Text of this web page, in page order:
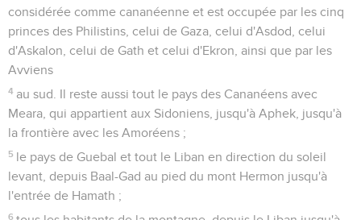
considérée comme cananéenne et est occupée par les cinq
princes des Philistins, celui de Gaza, celui d'Asdod, celui
d'Askalon, celui de Gath et celui d'Ekron, ainsi que par les
Avviens
4 au sud. Il reste aussi tout le pays des Cananéens avec
Meara, qui appartient aux Sidoniens, jusqu'à Aphek, jusqu'à
la frontière avec les Amoréens ;
5 le pays de Guebal et tout le Liban en direction du soleil
levant, depuis Baal-Gad au pied du mont Hermon jusqu'à
l'entrée de Hamath ;
6